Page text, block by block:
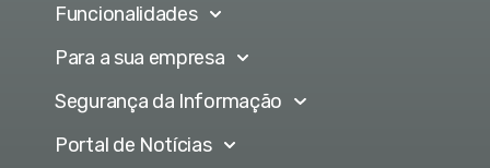
Funcionalidades
Para a sua empresa
Segurança da Informação
Portal de Notícias